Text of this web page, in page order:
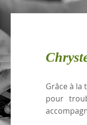
Grâce à la
pour